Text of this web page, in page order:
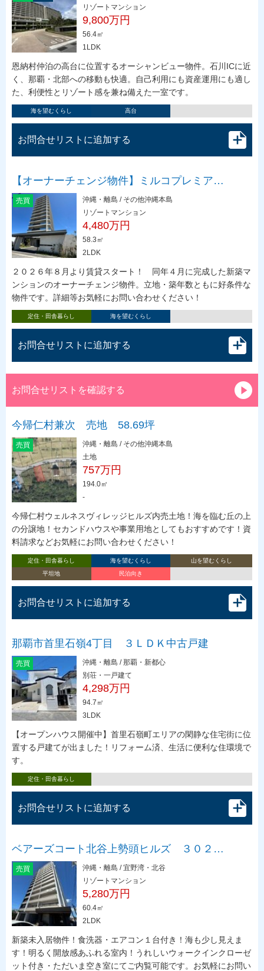
リゾートマンション
9,800万円
56.4㎡
1LDK
恩納村仲泊の高台に位置するオーシャンビュー物件。石川ICに近
く、那覇・北部への移動も快適。自己利用にも資産運用にも適し
た、利便性とリゾート感を兼ね備えた一室です。
海を望むくらし 高台
お問合せリストに追加する
【オーナーチェンジ物件】ミルコプレミア…
売買
沖縄・離島 / その他沖縄本島
リゾートマンション
4,480万円
58.3㎡
2LDK
２０２６年８月より賃貸スタート！ 同年４月に完成した新築マ
ンションのオーナーチェンジ物件。立地・築年数ともに好条件な
物件です。詳細等お気軽にお問い合わせください！
定住・田舎暮らし 海を望むくらし
お問合せリストに追加する
お問合せリストを確認する
今帰仁村兼次 売地 58.69坪
売買
沖縄・離島 / その他沖縄本島
土地
757万円
194.0㎡
-
今帰仁村ウェルネスヴィレッジヒルズ内売土地！海を臨む丘の上
の分譲地！セカンドハウスや事業用地としてもおすすめです！資
料請求などお気軽にお問い合わせください！
定住・田舎暮らし 海を望むくらし
山を望むくらし
平坦地
民泊向き
お問合せリストに追加する
那覇市首里石嶺4丁目 ３ＬＤＫ中古戸建
売買
沖縄・離島 / 那覇・新都心
別荘・一戸建て
4,298万円
94.7㎡
3LDK
【オープンハウス開催中】首里石嶺町エリアの閑静な住宅街に位
置する戸建てが出ました！リフォーム済、生活に便利な住環境で
す。
定住・田舎暮らし
お問合せリストに追加する
ベアーズコート北谷上勢頭ヒルズ ３０２…
売買
沖縄・離島 / 宜野湾・北谷
リゾートマンション
5,280万円
60.4㎡
2LDK
新築未入居物件！食洗器・エアコン１台付き！海も少し見えま
す！明るく開放感あふれる室内！うれしいウォークインクローゼ
ット付き・ただいま空き室にてご内覧可能です。お気軽にお問い